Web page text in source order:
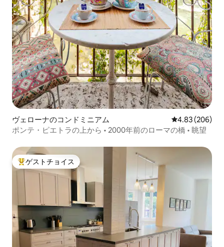
ヴェローナのコンドミニアム レビュー206
4.83 (206)
ポンテ・ピエトラの上から • 2000年前のローマの橋 • 眺望
大好評のゲストチョイスです。
ゲストチョイス